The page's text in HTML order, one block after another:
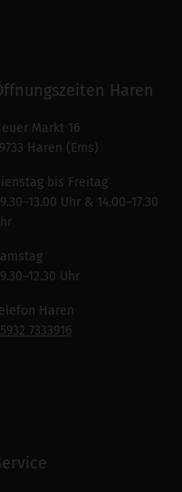
Haren
Markt 16
Haren (Ems)
bis Freitag
Uhr & 14.00–17.30
Uhr
Haren
7333916